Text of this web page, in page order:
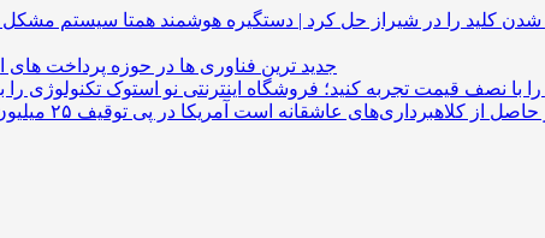
کلید را در شیراز حل کرد | دستگیره هوشمند
جدید ترین فناوری ها در حوزه پرداخت های
با نصف قیمت تجربه کنید؛ فروشگاه اینترنتی نو استوک